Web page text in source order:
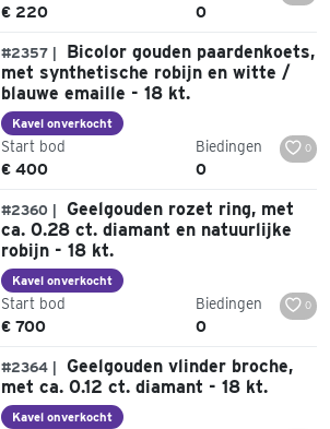
€ 220 0
#2357 |
Bicolor gouden paardenkoets,
met synthetische robijn en witte /
blauwe emaille - 18 kt.
Kavel onverkocht
Start bod
€ 400
Biedingen
0
0
#2360 |
Geelgouden rozet ring, met
ca. 0.28 ct. diamant en natuurlijke
robijn - 18 kt.
Kavel onverkocht
Start bod
€ 700
Biedingen
0
0
#2364 |
Geelgouden vlinder broche,
met ca. 0.12 ct. diamant - 18 kt.
Kavel onverkocht